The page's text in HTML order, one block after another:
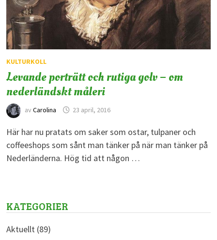
KULTURKOLL
Levande porträtt och rutiga golv – om
nederländskt måleri
av Carolina 23 april, 2016
Här har nu pratats om saker som ostar, tulpaner och
coffeeshops som sånt man tänker på när man tänker på
Nederländerna. Hög tid att någon …
KATEGORIER
Aktuellt(89)